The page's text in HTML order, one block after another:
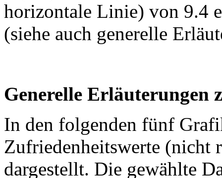
horizontale Linie) von 9.4
(siehe auch generelle
Generelle Erläuterungen
In den folgenden fünf
Zufriedenheitswerte (nicht
dargestellt. Die gewählte